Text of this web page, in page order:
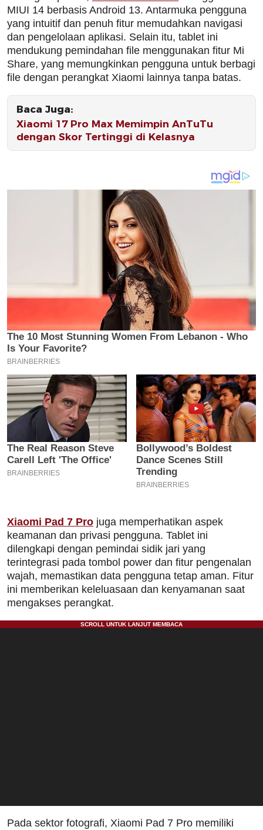
MIUI 14 berbasis Android 13. Antarmuka pengguna
yang intuitif dan penuh fitur memudahkan navigasi
dan pengelolaan aplikasi. Selain itu, tablet ini
mendukung pemindahan file menggunakan fitur Mi
Share, yang memungkinkan pengguna untuk berbagi
file dengan perangkat Xiaomi lainnya tanpa batas.
Baca Juga:
Xiaomi 17 Pro Max Memimpin AnTuTu
dengan Skor Tertinggi di Kelasnya
Xiaomi Pad 7 Pro juga memperhatikan aspek
keamanan dan privasi pengguna. Tablet ini
dilengkapi dengan pemindai sidik jari yang
terintegrasi pada tombol power dan fitur pengenalan
wajah, memastikan data pengguna tetap aman. Fitur
ini memberikan keleluasaan dan kenyamanan saat
mengakses perangkat.
Pada sektor fotografi, Xiaomi Pad 7 Pro memiliki